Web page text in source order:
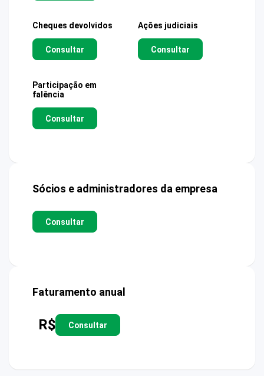
Cheques devolvidos
Consultar
Ações judiciais
Consultar
Participação em
falência
Consultar
Sócios e administradores da empresa
Consultar
Faturamento anual
R$ Consultar